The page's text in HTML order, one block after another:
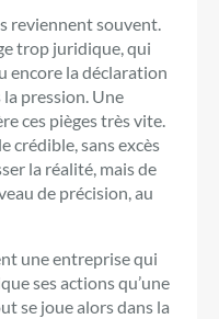
reviennent souvent.
trop juridique, qui
encore la déclaration
pression. Une
ces pièges très vite.
crédible, sans excès
la réalité, mais de
de précision, au
une entreprise qui
ses actions qu’une
se joue alors dans la